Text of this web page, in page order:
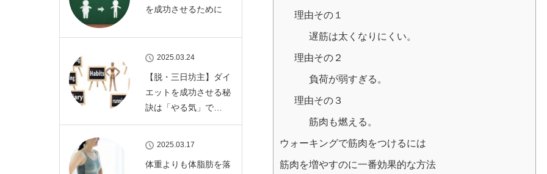
理由その１
遅筋は太くなりにくい。
理由その２
負荷が弱すぎる。
理由その３
筋肉も燃える。
ウォーキングで筋肉をつけるには
筋肉を増やすのに一番効果的な方法
を成功させるために
2025.03.24
【脱・三日坊主】ダイ
エットを成功させる秘
訣は「やる気」で…
2025.03.17
体重よりも体脂肪を落